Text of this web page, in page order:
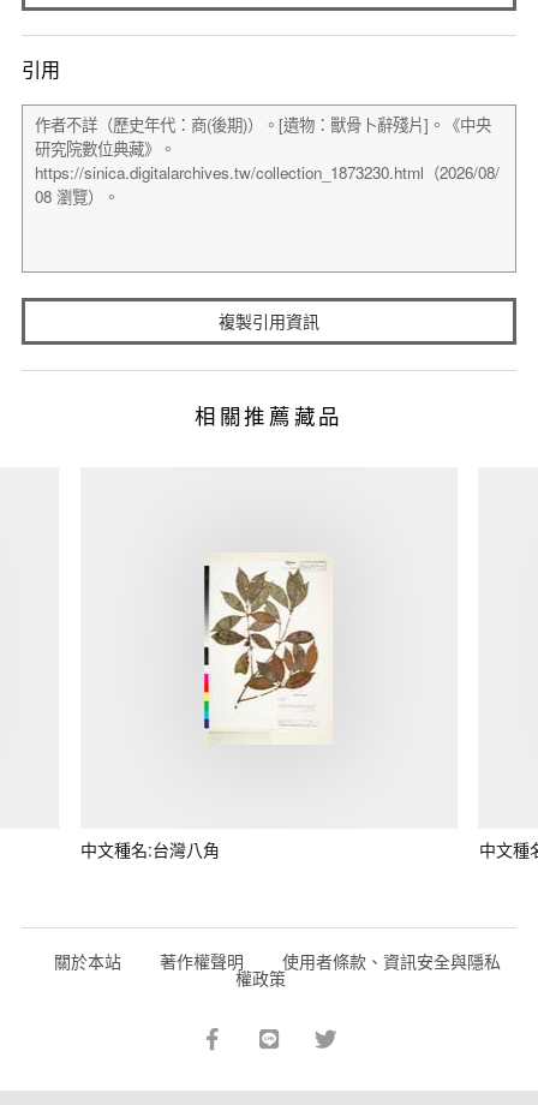
引用
複製引用資訊
相關推薦藏品
中文種名:台灣八角 中文種
關於本站 著作權聲明 使用者條款、資訊安全與隱私
權政策